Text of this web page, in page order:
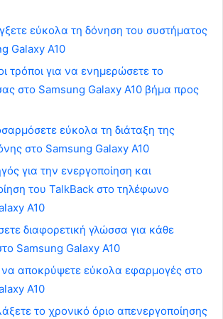
εύκολα τη δόνηση του συστήματος
Galaxy A10
τρόποι για να ενημερώσετε το
στο Samsung Galaxy A10 βήμα προς
εύκολα τη διάταξη της
στο Samsung Galaxy A10
για την ενεργοποίηση και
του TalkBack στο τηλέφωνο
A10
διαφορετική γλώσσα για κάθε
Samsung Galaxy A10
να αποκρύψετε εύκολα εφαρμογές στο
A10
το χρονικό όριο απενεργοποίησης